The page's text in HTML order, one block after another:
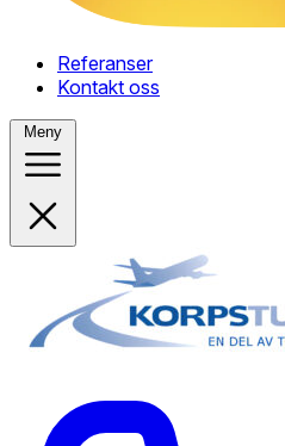
Referanser
Kontakt oss
Meny